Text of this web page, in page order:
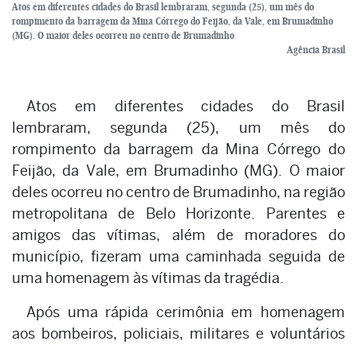
Atos em diferentes cidades do Brasil lembraram, segunda (25), um mês do
rompimento da barragem da Mina Córrego do Feijão, da Vale, em Brumadinho
(MG). O maior deles ocorreu no centro de Brumadinho
Agência Brasil
Atos em diferentes cidades do Brasil
lembraram, segunda (25), um mês do
rompimento da barragem da Mina Córrego do
Feijão, da Vale, em Brumadinho (MG). O maior
deles ocorreu no centro de Brumadinho, na região
metropolitana de Belo Horizonte. Parentes e
amigos das vítimas, além de moradores do
município, fizeram uma caminhada seguida de
uma homenagem às vítimas da tragédia.
Após uma rápida cerimônia em homenagem
aos bombeiros, policiais, militares e voluntários